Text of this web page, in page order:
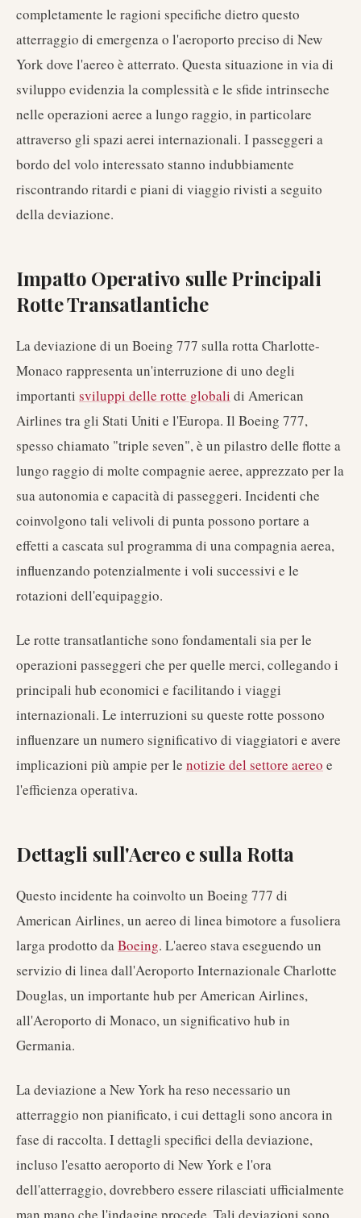
completamente le ragioni specifiche dietro questo
atterraggio di emergenza o l'aeroporto preciso di New
York dove l'aereo è atterrato. Questa situazione in via di
sviluppo evidenzia la complessità e le sfide intrinseche
nelle operazioni aeree a lungo raggio, in particolare
attraverso gli spazi aerei internazionali. I passeggeri a
bordo del volo interessato stanno indubbiamente
riscontrando ritardi e piani di viaggio rivisti a seguito
della deviazione.
Impatto Operativo sulle Principali
Rotte Transatlantiche
La deviazione di un Boeing 777 sulla rotta Charlotte-
Monaco rappresenta un'interruzione di uno degli
importanti sviluppi delle rotte globali di American
Airlines tra gli Stati Uniti e l'Europa. Il Boeing 777,
spesso chiamato "triple seven", è un pilastro delle flotte a
lungo raggio di molte compagnie aeree, apprezzato per la
sua autonomia e capacità di passeggeri. Incidenti che
coinvolgono tali velivoli di punta possono portare a
effetti a cascata sul programma di una compagnia aerea,
influenzando potenzialmente i voli successivi e le
rotazioni dell'equipaggio.
Le rotte transatlantiche sono fondamentali sia per le
operazioni passeggeri che per quelle merci, collegando i
principali hub economici e facilitando i viaggi
internazionali. Le interruzioni su queste rotte possono
influenzare un numero significativo di viaggiatori e avere
implicazioni più ampie per le notizie del settore aereo e
l'efficienza operativa.
Dettagli sull'Aereo e sulla Rotta
Questo incidente ha coinvolto un Boeing 777 di
American Airlines, un aereo di linea bimotore a fusoliera
larga prodotto daBoeing. L'aereo stava eseguendo un
servizio di linea dall'Aeroporto Internazionale Charlotte
Douglas, un importante hub per American Airlines,
all'Aeroporto di Monaco, un significativo hub in
Germania.
La deviazione a New York ha reso necessario un
atterraggio non pianificato, i cui dettagli sono ancora in
fase di raccolta. I dettagli specifici della deviazione,
incluso l'esatto aeroporto di New York e l'ora
dell'atterraggio, dovrebbero essere rilasciati ufficialmente